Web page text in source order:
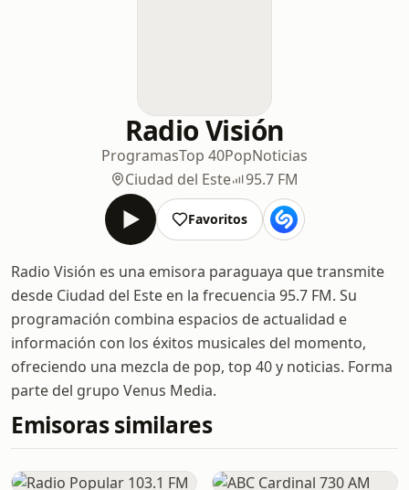
Radio Visión
ProgramasTop 40PopNoticias
Ciudad del Este
95.7 FM
Favoritos
Radio Visión es una emisora paraguaya que transmite
desde Ciudad del Este en la frecuencia 95.7 FM. Su
programación combina espacios de actualidad e
información con los éxitos musicales del momento,
ofreciendo una mezcla de pop, top 40 y noticias. Forma
parte del grupo Venus Media.
Emisoras similares